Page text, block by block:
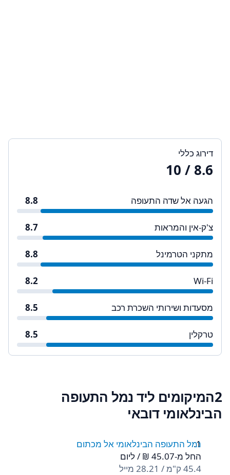
דירוג כללי
8.6
/ 10
הגעה אל שדה התעופה 8.8
צ'ק-אין והמראות 8.7
מתקני הטרמינל 8.8
Wi-Fi
8.2
מסעדות ושירותי השכרת רכב 8.5
טרקלין 8.5
2המיקומים ליד נמל התעופה
הבינלאומי דובאי
נמל התעופה הבינלאומי אל מכתום
החל מ-‏45.07 ‏₪ / ליום
45.4 ק"מ / 28.21 מייל